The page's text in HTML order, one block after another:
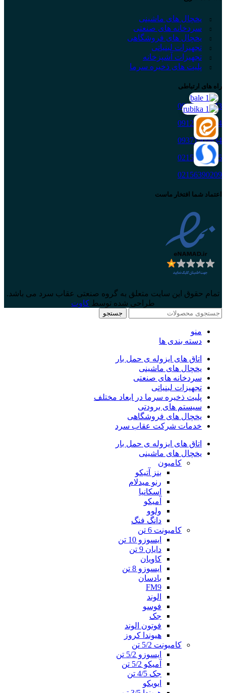
یخچال های ماشینی
سردخانه های صنعتی
یخچال های فروشگاهی
تجهیزات لبنیاتی
تجهیزات آشپزخانه
پلیت های ذخیره سرما
راه های ارتباطی
09121908243
09121509834
09371509834
02156390205
02156390209
اعتماد شما افتخار ماست
تمام حقوق این سایت متعلق به گروه صنعتی عقاب سرد می باشد.
طراحی شده توسط کاوت
جستجو
منو
دسته بندی ها
اتاق های ایزوله ی حمل بار
یخچال های ماشینی
سردخانه های صنعتی
تجهیزات لبنیاتی
پلیت ذخیره سرما در ابعاد مختلف
سیستم های برودتی
یخچال های فروشگاهی
خدمات شرکت عقاب سرد
اتاق های ایزوله ی حمل بار
یخچال های ماشینی
کامیون
بنز آتیکو
رنو میدلام
اسکانیا
آمیکو
ولوو
دانگ فنگ
کامیونت 6 تن
ایسوزو 10 تن
دایان 9 تن
کاویان
ایسوزو 8 تن
بادسان
FM9
الوند
فوسو
جک
فوتون الوند
هیوندا کروز
کامیونت 5/2 تن
ایسوزو 5/2 تن
آمیکو 5/2 تن
جک 4/5 تن
ایویکو